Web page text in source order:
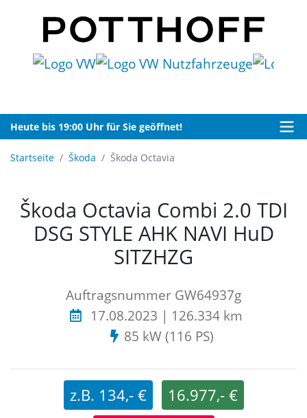
Heute bis 19:00 Uhr für Sie geöffnet!
Startseite Škoda Škoda Octavia
Škoda Octavia Combi 2.0 TDI
DSG STYLE AHK NAVI HuD
SITZHZG
Auftragsnummer GW64937g
17.08.2023 | 126.334 km
85 kW (116 PS)
z.B. 134,- € 16.977,- €